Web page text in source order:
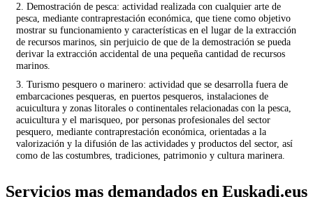
2. Demostración de pesca: actividad realizada con cualquier arte de
pesca, mediante contraprestación económica, que tiene como objetivo
mostrar su funcionamiento y características en el lugar de la extracción
de recursos marinos, sin perjuicio de que de la demostración se pueda
derivar la extracción accidental de una pequeña cantidad de recursos
marinos.
3. Turismo pesquero o marinero: actividad que se desarrolla fuera de
embarcaciones pesqueras, en puertos pesqueros, instalaciones de
acuicultura y zonas litorales o continentales relacionadas con la pesca,
acuicultura y el marisqueo, por personas profesionales del sector
pesquero, mediante contraprestación económica, orientadas a la
valorización y la difusión de las actividades y productos del sector, así
como de las costumbres, tradiciones, patrimonio y cultura marinera.
Servicios mas demandados en Euskadi.eus